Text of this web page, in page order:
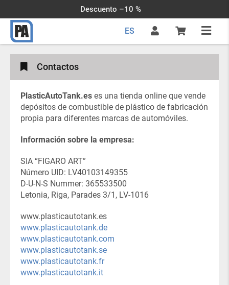
Descuento –10 %
ES
Contactos
PlasticAutoTank.es es una tienda online que vende
depósitos de combustible de plástico de fabricación
propia para diferentes marcas de automóviles.
Información sobre la empresa:
SIA “FIGARO ART”
Número UID: LV40103149355
D-U-N-S Nummer: 365533500
Letonia, Riga, Parades 3/1, LV-1016
www.plasticautotank.es
www.plasticautotank.de
www.plasticautotank.com
www.plasticautotank.se
www.plasticautotank.fr
www.plasticautotank.it